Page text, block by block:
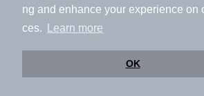
ng and enhance your experience on
ces.
Learn more
OK
特定商取引法に基づく表記
ヘル
運営会社